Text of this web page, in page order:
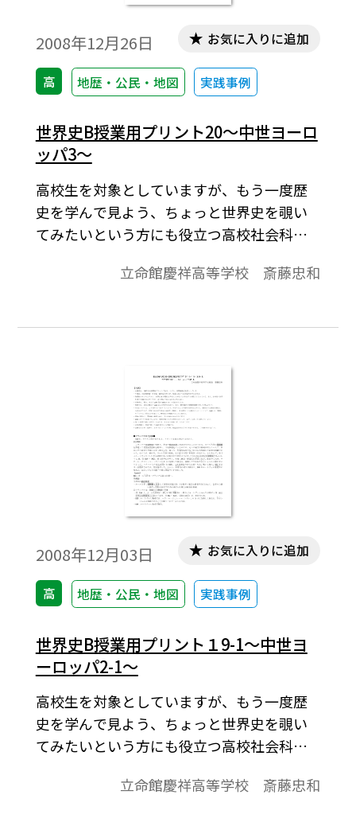
2008年12月26日
高 地歴・公民・地図 実践事例
お気に入りに追加
世界史B授業用プリント20～中世ヨーロ
ッパ3～
高校生を対象としていますが、もう一度歴
史を学んで見よう、ちょっと世界史を覗い
てみたいという方にも役立つ高校社会科の
「しっかり」学びうるよう内容の充実をは
のを配して、興味関心を喚起することに努
立命館慶祥高等学校 斎藤忠和
2008年12月03日
高 地歴・公民・地図 実践事例
お気に入りに追加
世界史B授業用プリント１9-1～中世ヨ
ーロッパ2-1～
高校生を対象としていますが、もう一度歴
史を学んで見よう、ちょっと世界史を覗い
てみたいという方にも役立つ高校社会科の
「しっかり」学びうるよう内容の充実をは
立命館慶祥高等学校 斎藤忠和